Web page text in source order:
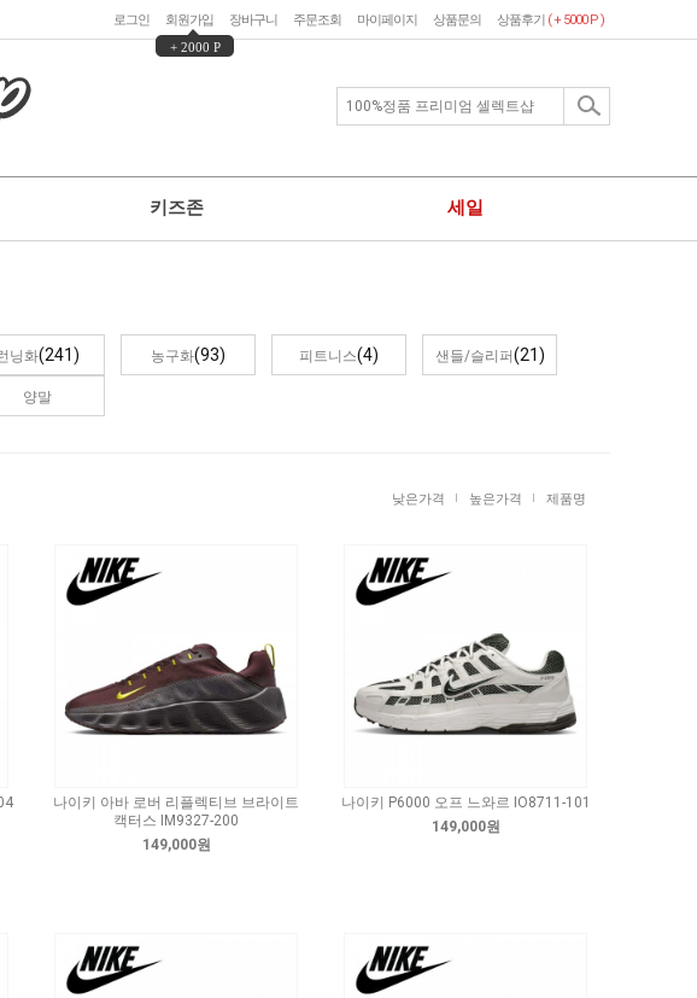
로그인 회원가입
+ 2000 P
장바구니 주문조회 마이페이지 상품문의 상품후기 ( + 5000 P )
키즈존 세일
닝화(241) 농구화(93) 피트니스(4) 샌들/슬리퍼(21)
양말
낮은가격 높은가격 제품명
나이키 아바 로버 리플렉티브 브라이트
캑터스 IM9327-200
149,000원
나이키 P6000 오프 느와르 IO8711-101
149,000원